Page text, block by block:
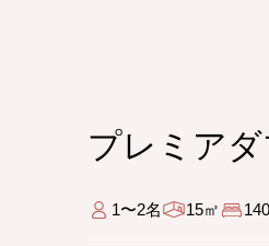
プレミア
1〜2名 15㎡